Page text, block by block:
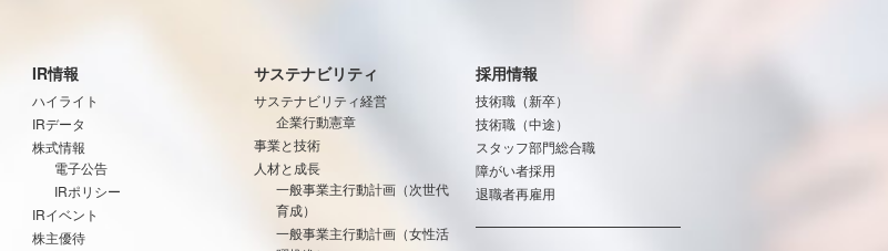
IR情報
ハイライト
IRデータ
株式情報
電子公告
IRポリシー
IRイベント
株主優待
サステナビリティ
サステナビリティ経営
企業行動憲章
事業と技術
人材と成長
一般事業主行動計画（次世代
育成）
一般事業主行動計画（女性活
採用情報
技術職（新卒）
技術職（中途）
スタッフ部門総合職
障がい者採用
退職者再雇用